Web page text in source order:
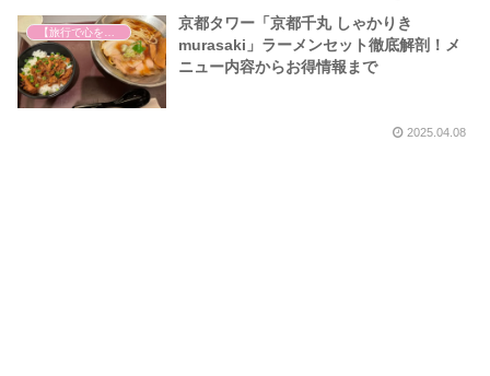
【旅行で心を癒そう】
京都タワー「京都千丸 しゃかりき
murasaki」ラーメンセット徹底解剖！メ
ニュー内容からお得情報まで
2025.04.08